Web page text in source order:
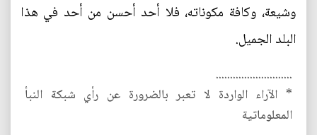
وشيعة، وكافة مكوناته، فلا أحد أحسن من أحد في هذا
البلد الجميل.
...........................
* الآراء الواردة لا تعبر بالضرورة عن رأي شبكة النبأ
المعلوماتية